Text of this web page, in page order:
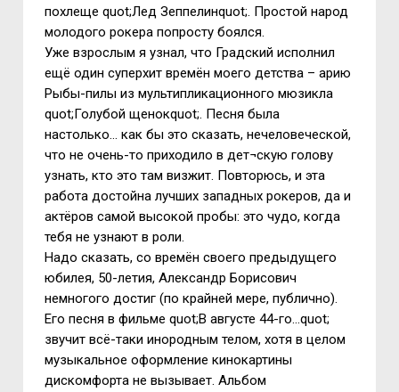
похлеще quot;Лед Зеппелинquot;. Простой народ
молодого рокера попросту боялся.
Уже взрослым я узнал, что Градский исполнил
ещё один суперхит времён моего детства – арию
Рыбы-пилы из мультипликационного мюзикла
quot;Голубой щенокquot;. Песня была
настолько… как бы это сказать, нечеловеческой,
что не очень-то приходило в дет¬скую голову
узнать, кто это там визжит. Повторюсь, и эта
работа достойна лучших западных рокеров, да и
актёров самой высокой пробы: это чудо, когда
тебя не узнают в роли.
Надо сказать, со времён своего предыдущего
юбилея, 50-летия, Александр Борисович
немногого достиг (по крайней мере, публично).
Его песня в фильме quot;В августе 44-го…quot;
звучит всё-таки инородным телом, хотя в целом
музыкальное оформление кинокартины
дискомфорта не вызывает. Альбом